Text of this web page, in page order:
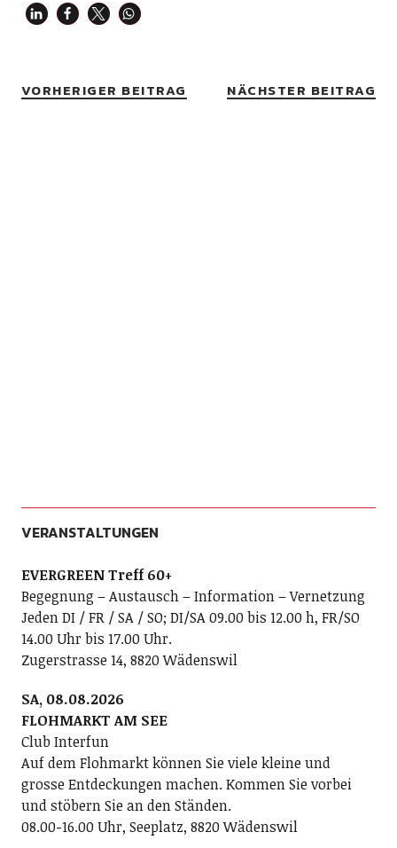
VORHERIGER BEITRAG NÄCHSTER BEITRAG
VERANSTALTUNGEN
EVERGREEN Treff 60+
Begegnung – Austausch – Information – Vernetzung
Jeden DI / FR / SA / SO; DI/SA 09.00 bis 12.00 h, FR/SO
14.00 Uhr bis 17.00 Uhr.
Zugerstrasse 14, 8820 Wädenswil
SA, 08.08.2026
FLOHMARKT AM SEE
Club Interfun
Auf dem Flohmarkt können Sie viele kleine und
grosse Entdeckungen machen. Kommen Sie vorbei
und stöbern Sie an den Ständen.
08.00-16.00 Uhr, Seeplatz, 8820 Wädenswil